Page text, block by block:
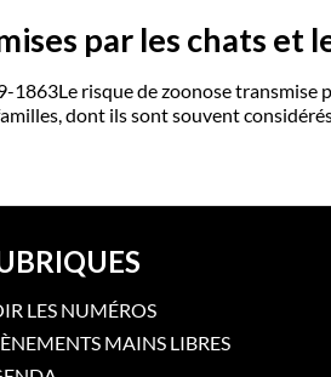
par les chats et
1863Le risque de zoonose
dont ils sont souvent
LES NUMÉROS
MAINS LIBRES